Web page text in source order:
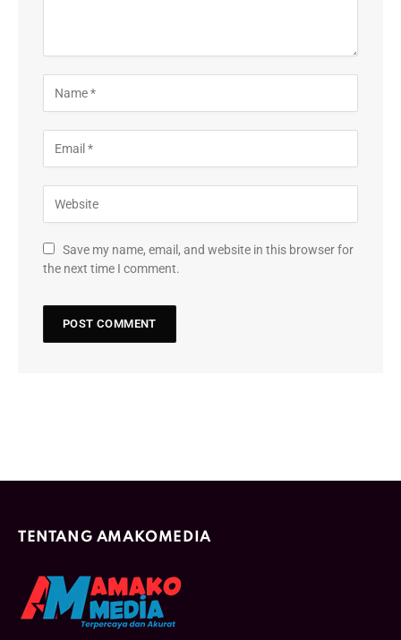
Save my name, email, and website in this browser for
the next time I comment.
TENTANG AMAKOMEDIA